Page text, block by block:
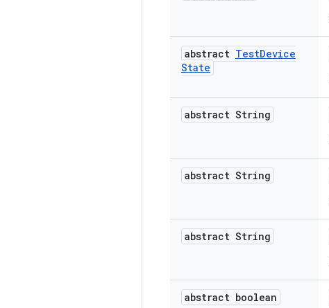
abstract TestDevice
State
abstract String
abstract String
abstract String
abstract boolean